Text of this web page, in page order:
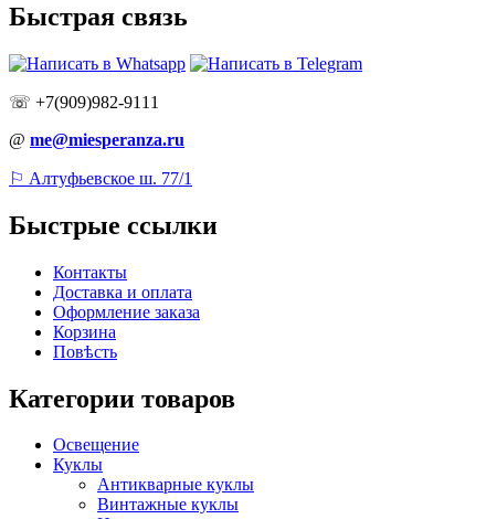
Быстрая связь
☏ +7(909)982-9111
@ me@miesperanza.ru
⚐ Алтуфьевское ш. 77/1
Быстрые ссылки
Контакты
Доставка и оплата
Оформление заказа
Корзина
Повѣсть
Категории товаров
Освещение
Куклы
Антикварные куклы
Винтажные куклы